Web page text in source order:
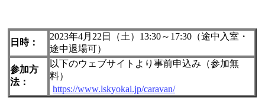
日時：
2023年4月22日（土）13:30～17:30（途中入室・
途中退場可）
参加方
法：
以下のウェブサイトより事前申込み（参加無
料）
https://www.lskyokai.jp/caravan/